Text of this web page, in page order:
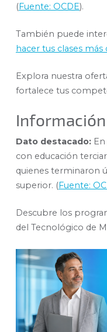
(Fuente: OCDE).
También puede
hacer tus clases más
Explora nuestra
fortalece tus
Dato destacado:
con educación
quienes terminaron
superior. (Fuente:
Descubre los
del Tecnológico de